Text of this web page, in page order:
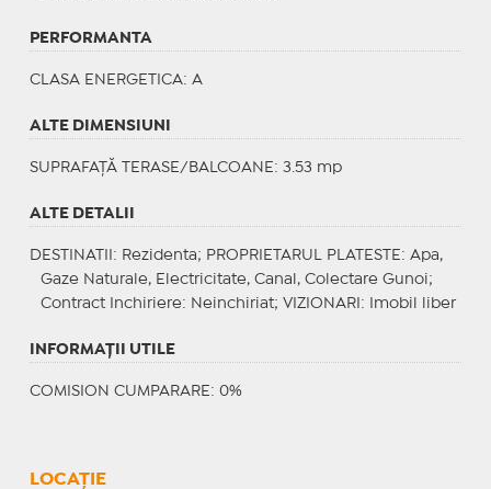
PERFORMANTA
CLASA ENERGETICA: A
ALTE DIMENSIUNI
SUPRAFAȚĂ TERASE/BALCOANE: 3.53 mp
ALTE DETALII
DESTINATII : Rezidenta; PROPRIETARUL PLATESTE : Apa,
Gaze Naturale, Electricitate, Canal, Colectare Gunoi;
Contract Inchiriere: Neinchiriat; VIZIONARI : Imobil liber
INFORMAŢII UTILE
COMISION CUMPARARE: 0%
LOCAȚIE